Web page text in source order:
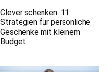
Clever schenken: 11
Strategien für persönliche
Geschenke mit kleinem
Budget